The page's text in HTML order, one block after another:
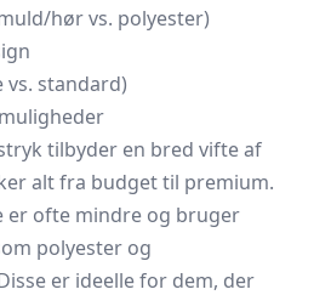
hør vs. polyester)
standard)
tilbyder en bred vifte af
alt fra budget til premium.
er ofte mindre og bruger
polyester og
er ideelle for dem, der